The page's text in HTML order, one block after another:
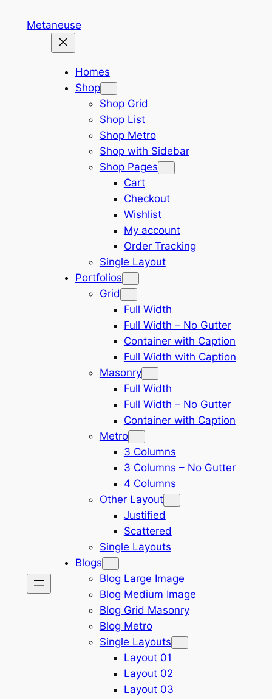
Metaneuse
Homes
Shop
Shop Grid
Shop List
Shop Metro
Shop with Sidebar
Shop Pages
Cart
Checkout
Wishlist
My account
Order Tracking
Single Layout
Portfolios
Grid
Full Width
Full Width – No Gutter
Container with Caption
Full Width with Caption
Masonry
Full Width
Full Width – No Gutter
Container with Caption
Metro
3 Columns
3 Columns – No Gutter
4 Columns
Other Layout
Justified
Scattered
Single Layouts
Blogs
Blog Large Image
Blog Medium Image
Blog Grid Masonry
Blog Metro
Single Layouts
Layout 01
Layout 02
Layout 03